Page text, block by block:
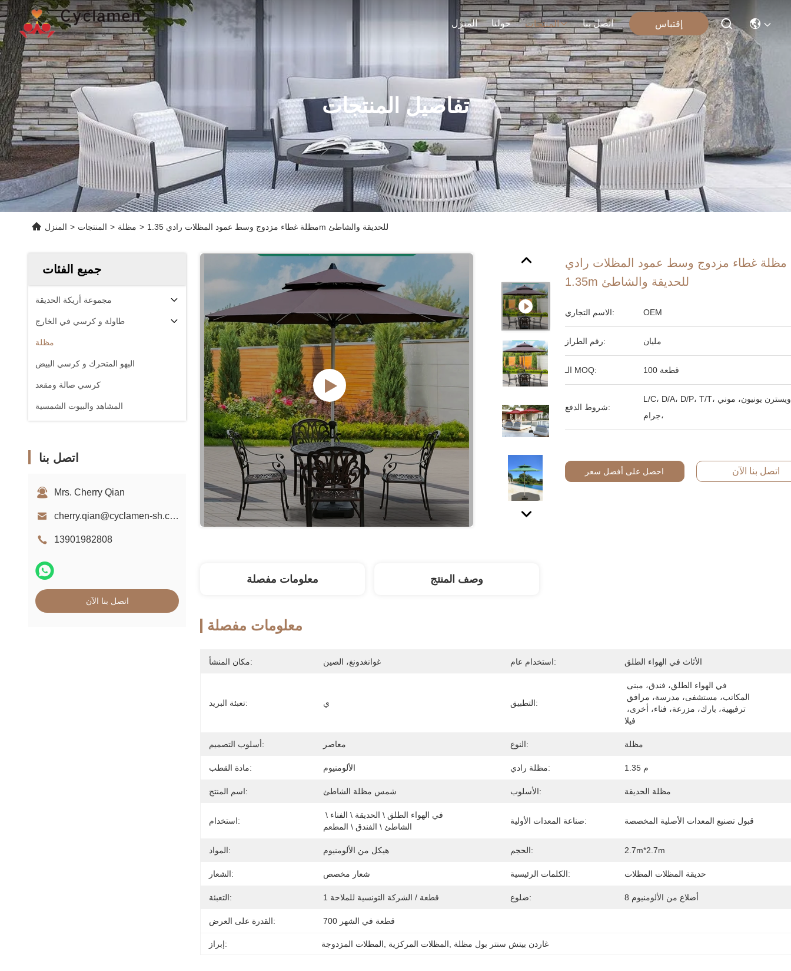
المنزل حولنا المنتجات اتصل بنا إقتباس
تفاصيل المنتجات
المنزل > المنتجات > مظلة > مظلة غطاء مزدوج وسط عمود المظلات رادي 1.35m للحديقة والشاطئ
جميع الفئات
مجموعة أريكة الحديقة
طاولة و كرسي في الخارج
مظلة
البهو المتحرك و كرسي البيض
كرسي صالة ومقعد
المشاهد والبيوت الشمسية
اتصل بنا
Mrs. Cherry Qian
cherry.qian@cyclamen-sh.com
13901982808
اتصل بنا الآن
مظلة غطاء مزدوج وسط عمود المظلات رادي
1.35m للحديقة والشاطئ
الاسم التجاري: OEM
رقم الطراز: مليان
الـ MOQ: 100 قطعة
شروط الدفع:
L/C، D/A، D/P، T/T، ويسترن يونيون، موني
جرام،
احصل على أفضل سعر اتصل بنا الآن
معلومات مفصلة وصف المنتج
معلومات مفصلة
مكان المنشأ: غوانغدونغ، الصين استخدام عام: الأثاث في الهواء الطلق
تعبئة البريد: ي التطبيق:
فيلا
أسلوب التصميم: معاصر النوع: مظلة
مادة القطب: الألومنيوم مظلة رادي: 1.35 م
اسم المنتج: شمس مظلة الشاطئ الأسلوب: مظلة الحديقة
استخدام:
الشاطئ \ الفندق \ المطعم
صناعة المعدات الأولية: قبول تصنيع المعدات الأصلية المخصصة
المواد: هيكل من الألومنيوم الحجم: 2.7m*2.7m
الشعار: شعار مخصص الكلمات الرئيسية: حديقة المظلات المظلات
التعبئة: 1 قطعة / الشركة التونسية للملاحة ضلوع: 8 أضلاع من الألومنيوم
القدرة على العرض: 700 قطعة في الشهر
إبراز: المظلات المزدوجة المظلات المركزية غاردن بيتش سنتر بول مظلة